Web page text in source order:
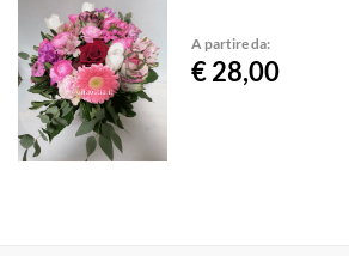
A partire da:
€ 28,00